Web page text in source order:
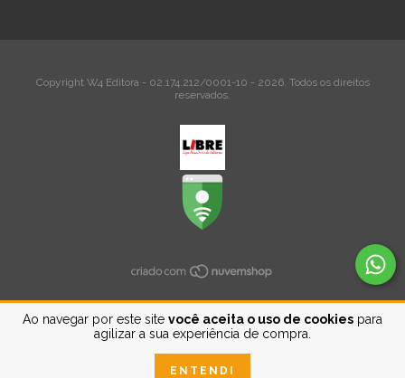
Ao navegar por este site você aceita o uso de cookies para
agilizar a sua experiência de compra.
ENTENDI
Copyright W4 Editora - 02.174.212/0001-10 - 2026. Todos os direitos
reservados.